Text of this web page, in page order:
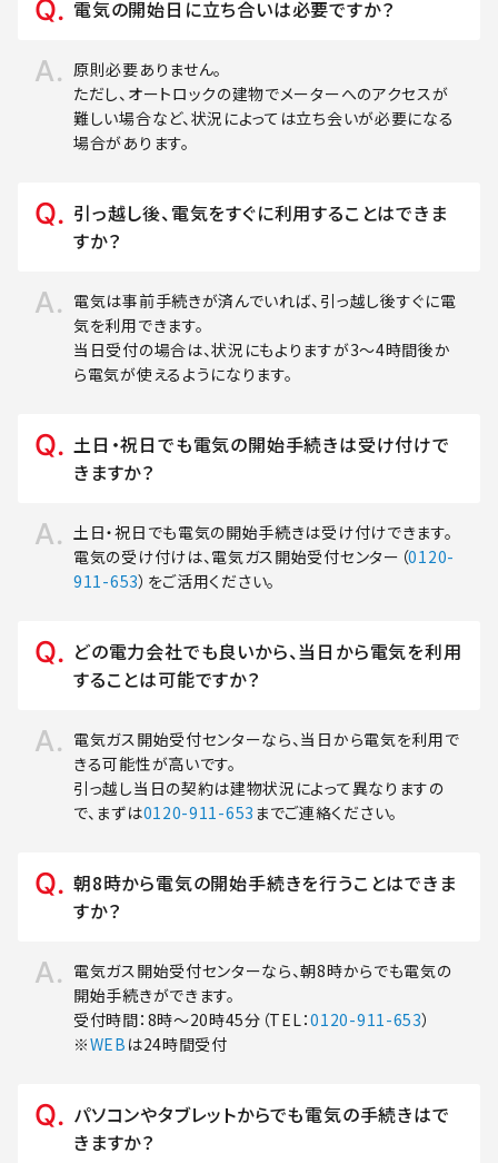
電気の開始日に立ち合いは必要ですか？
原則必要ありません。
ただし、オートロックの建物でメーターへのアクセスが
難しい場合など、状況によっては立ち会いが必要になる
場合があります。
引っ越し後、電気をすぐに利用することはできま
すか？
電気は事前手続きが済んでいれば、引っ越し後すぐに電
気を利用できます。
当日受付の場合は、状況にもよりますが3～4時間後か
ら電気が使えるようになります。
土日・祝日でも電気の開始手続きは受け付けで
きますか？
土日・祝日でも電気の開始手続きは受け付けできます。
電気の受け付けは、電気ガス開始受付センター（0120-
911-653）をご活用ください。
どの電力会社でも良いから、当日から電気を利用
することは可能ですか？
電気ガス開始受付センターなら、当日から電気を利用で
きる可能性が高いです。
引っ越し当日の契約は建物状況によって異なりますの
で、まずは0120-911-653 までご連絡ください。
朝8時から電気の開始手続きを行うことはできま
すか？
電気ガス開始受付センターなら、朝8時からでも電気の
開始手続きができます。
受付時間：8時～20時45分（TEL：0120-911-653）
※WEB は24時間受付
パソコンやタブレットからでも電気の手続きはで
きますか？